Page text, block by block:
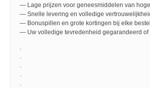
— Lage prijzen voor geneesmiddelen van
— Snelle levering en volledige
— Bonuspillen en grote kortingen bij elke
— Uw volledige tevredenheid gegarandeerd of
.
.
.
.
.